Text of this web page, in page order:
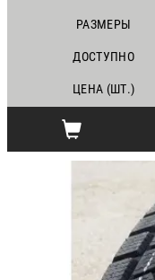
РАЗМЕРЫ
ДОСТУПНО
ЦЕНА (ШТ.)